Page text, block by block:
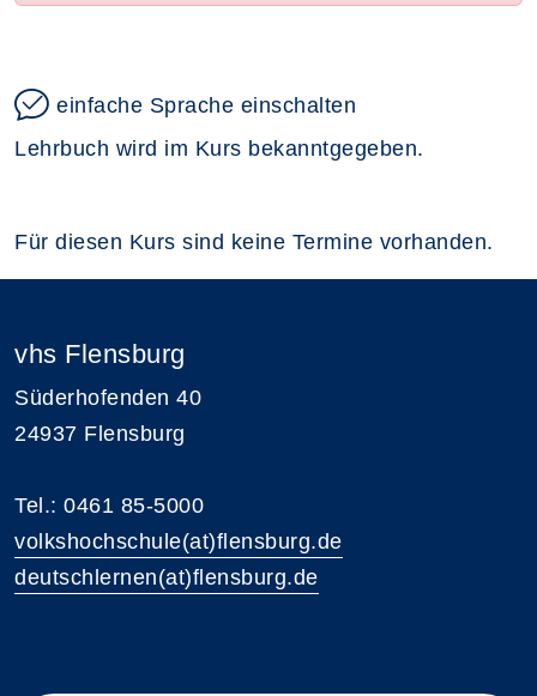
einfache Sprache einschalten
Lehrbuch wird im Kurs bekanntgegeben.
Für diesen Kurs sind keine Termine vorhanden.
vhs Flensburg
Süderhofenden 40
24937 Flensburg
Tel.: 0461 85-5000
volkshochschule(at)flensburg.de
deutschlernen(at)flensburg.de